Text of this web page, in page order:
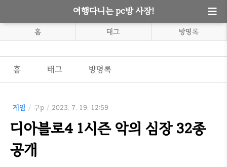
여행다니는 pc방 사장!
홈 태그 방명록
홈 태그 방명록
게임 / 구p / 2023. 7. 19. 12:59
디아블로4 1시즌 악의 심장 32종
공개